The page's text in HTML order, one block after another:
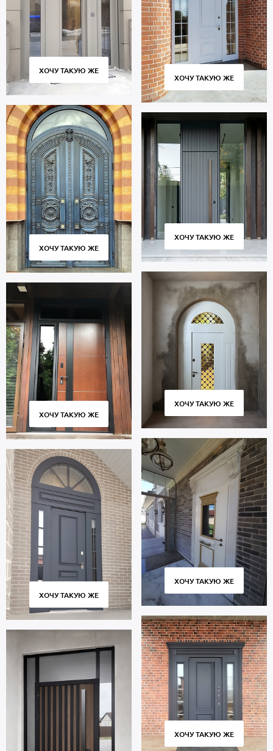
ХОЧУ ТАКУЮ ЖЕ
ХОЧУ ТАКУЮ ЖЕ
ХОЧУ ТАКУЮ ЖЕ
ХОЧУ ТАКУЮ ЖЕ
ХОЧУ ТАКУЮ ЖЕ
ХОЧУ ТАКУЮ ЖЕ
ХОЧУ ТАКУЮ ЖЕ
ХОЧУ ТАКУЮ ЖЕ
ХОЧУ ТАКУЮ ЖЕ